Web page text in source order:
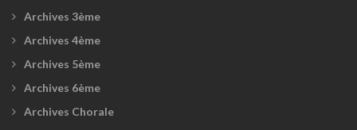
Archives 3ème
Archives 4ème
Archives 5ème
Archives 6ème
Archives Chorale